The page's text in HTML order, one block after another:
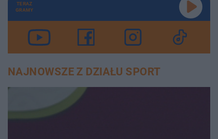
TERAZ
GRAMY
NAJNOWSZE Z DZIAŁU SPORT